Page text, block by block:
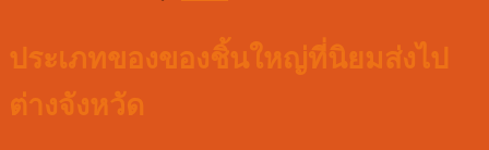
ประเภทของของชิ้นใหญ่ที่นิยมส่งไป
ต่างจังหวัด